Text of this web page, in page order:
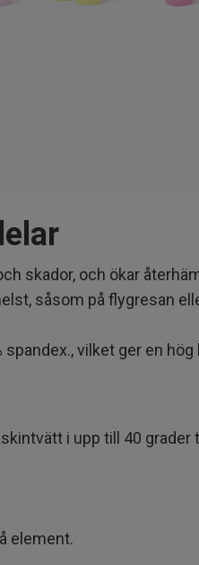
skador, och ökar
såsom på flygresan
spandex., vilket ger en
i upp till 40 grader
element.